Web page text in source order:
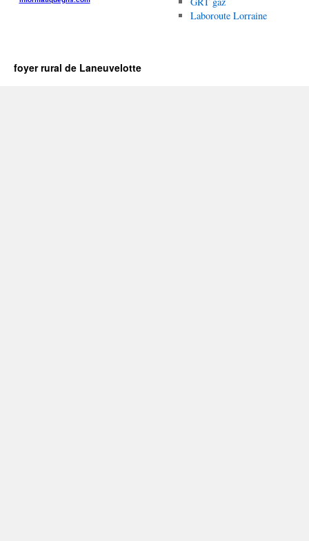
Laboroute Lorraine
foyer rural de Laneuvelotte